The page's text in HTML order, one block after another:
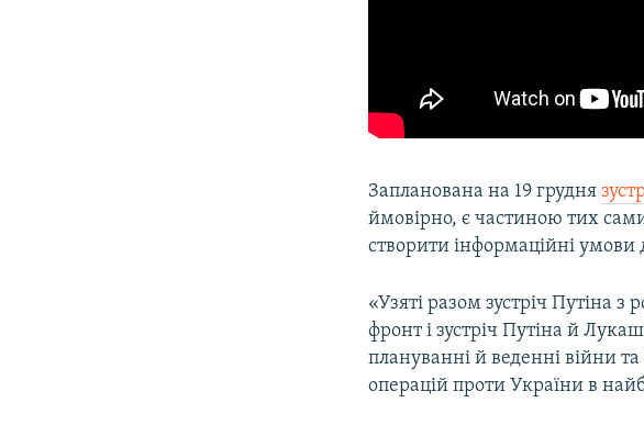
Запланована на 19 грудня
ймовірно, є частиною тих
створити інформаційні умови
«Узяті разом зустріч Путіна
фронт і зустріч Путіна й
плануванні й веденні війни
операцій проти України в